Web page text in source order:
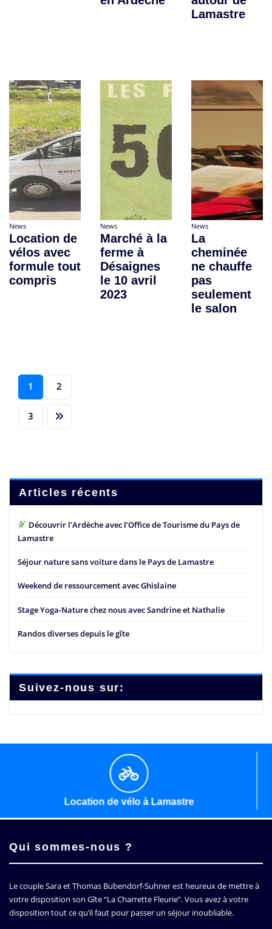
Lamastre
News
Location de
vélos avec
formule tout
compris
News
Marché à la
ferme à
Désaignes
le 10 avril
2023
News
La
cheminée
ne chauffe
pas
seulement
le salon
Pagination
des
publications
1 2
3
Articles récents
Découvrir l’Ardèche avec l’Office de Tourisme du Pays de
Lamastre
Séjour nature sans voiture dans le Pays de Lamastre
Weekend de ressourcement avec Ghislaine
Stage Yoga-Nature chez nous avec Sandrine et Nathalie
Randos diverses depuis le gîte
Suivez-nous sur:
Location de vélo à Lamastre
Qui sommes-nous ?
Le couple Sara et Thomas Bubendorf-Suhner est heureux de mettre à
votre disposition son Gîte La Charrette Fleurie . Vous avez à votre
disposition tout ce qu’il faut pour passer un séjour inoubliable.